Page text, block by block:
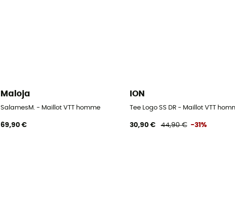
Maloja
SalamesM. - Maillot VTT homme
69,90 €
ION
Tee Logo SS DR - Maillot VTT
30,90 € 44,90 € -31%